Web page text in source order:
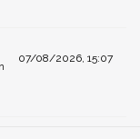
07/08/2026, 15:07